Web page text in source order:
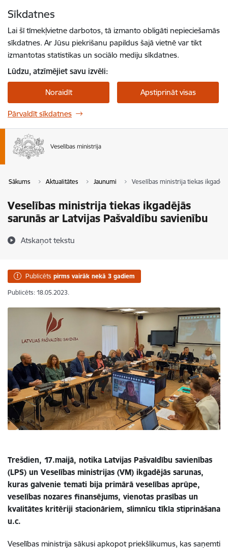
Sīkdatnes
Lai šī tīmekļvietne darbotos, tā izmanto obligāti nepieciešamās
sīkdatnes. Ar Jūsu piekrišanu papildus šajā vietnē var tikt
izmantotas statistikas un sociālo mediju sīkdatnes.
Lūdzu, atzīmējiet savu izvēli:
Noraidīt Apstiprināt visas
Pārvaldīt sīkdatnes
Sākums Aktualitātes Jaunumi Veselības ministrija tiekas
Veselības ministrija tiekas ikgadējās
sarunās ar Latvijas Pašvaldību savienību
Atskaņot tekstu
Publicēts pirms vairāk nekā 3 gadiem
Publicēts: 18.05.2023.
Trešdien, 17.maijā, notika Latvijas Pašvaldību savienības
(LPS) un Veselības ministrijas (VM) ikgadējās sarunas,
kuras galvenie temati bija primārā veselības aprūpe,
veselības nozares finansējums, vienotas prasības un
kvalitātes kritēriji stacionāriem, slimnīcu tīkla stiprināšana
u.c.
Veselības ministrija sākusi apkopot priekšlikumus, kas saņemti